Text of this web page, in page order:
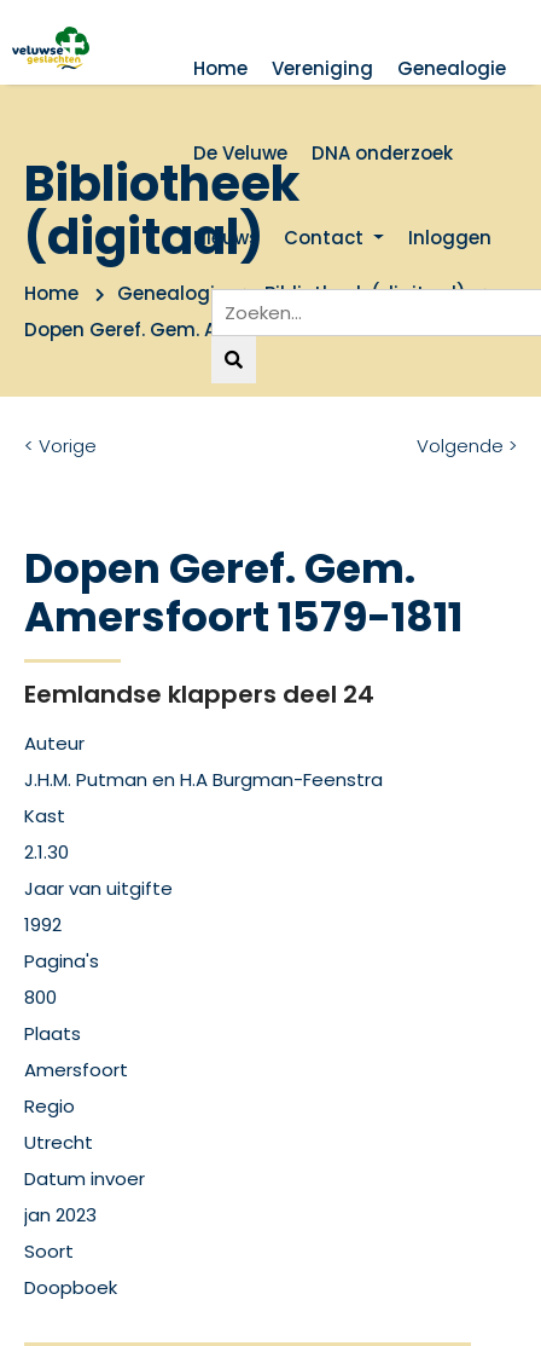
Home Vereniging Genealogie
De Veluwe DNA onderzoek
Nieuws Contact Inloggen
Bibliotheek
(digitaal)
Home Genealogie
Bibliotheek (digitaal)
Dopen Geref. Gem. Amersfoort 1579-1811
< Vorige Volgende >
Dopen Geref. Gem.
Amersfoort 1579-1811
Eemlandse klappers deel 24
Auteur
J.H.M. Putman en H.A Burgman-Feenstra
Kast
2.1.30
Jaar van uitgifte
1992
Pagina's
800
Plaats
Amersfoort
Regio
Utrecht
Datum invoer
jan 2023
Soort
Doopboek